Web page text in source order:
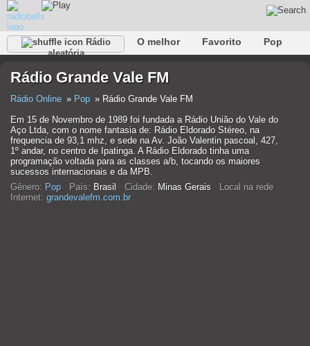
Rádio
aleatória
O melhor Favorito
Pop
Rap
Falk Jazz Bebê
Rádio Grande Vale FM
Rádio Online Pop
Rádio Grande Vale FM
Em 15 de Novembro de 1989 foi fundada a Rádio União do Vale do
Aço Ltda, com o nome fantasia de: Rádio Eldorado Stéreo, na
frequencia de 93,1 mhz, e sede na Av. João Valentin pascoal, 427,
1º andar, no centro de Ipatinga. A Rádio Eldorado tinha uma
programação voltada para as classes a/b, tocando os maiores
sucessos internacionais e da MPB.
Gênero: Pop País: Brasil Cidade: Minas Gerais
Local na rede
Internet: grandevalefm.com.br